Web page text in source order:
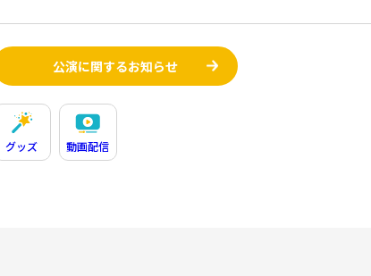
公演に関するお知らせ
グッズ 動画配信